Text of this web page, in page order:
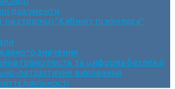
документи
на сторінці “Кабінет психолога”
значення
грамотність та цифрова безпека
патріотичне виховання